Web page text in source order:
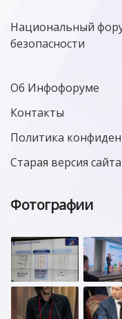
Национальный
безопасности
Об Инфофоруме
Контакты
Политика
Старая версия сайта
Фотографии